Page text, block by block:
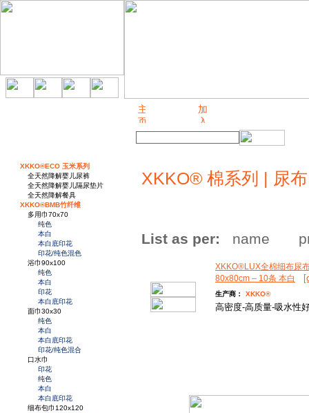
XKKO®ECO 玉米系列
全天然降解婴儿尿裤
全天然降解婴儿隔尿垫片
全天然降解餐具
XKKO®BMB竹纤维
多用巾70x70
纯色
本白
本白底印花
印花/纯色混色
浴巾90x100
纯色
本白
印花
本白底印花
面巾30x30
纯色
本白
本白底印花
印花/纯色混合
口水巾
印花
纯色
本白
本白底印花
细布包巾120x120
XKKO® 棉系列 | 尿
List as per: name
XKKO®LUX全棉细布尿
80x80cm – 10条 本白
生产商： XKKO®
高密度-高质量-吸水性